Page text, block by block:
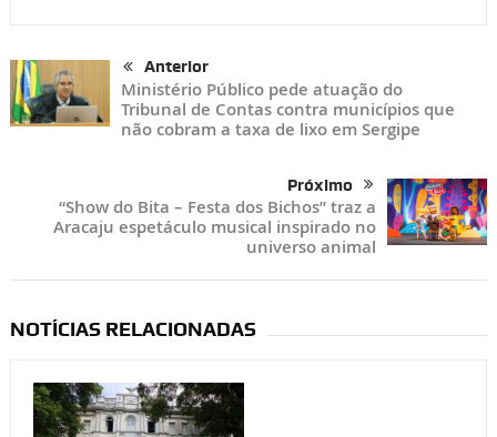
Anterior
Ministério Público pede atuação do
Tribunal de Contas contra municípios que
não cobram a taxa de lixo em Sergipe
Próximo
“Show do Bita – Festa dos Bichos” traz a
Aracaju espetáculo musical inspirado no
universo animal
NOTÍCIAS RELACIONADAS